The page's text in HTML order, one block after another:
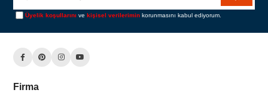
Üyelik koşullarını vekişisel verilerimin korunmasını kabul ediyorum.
Firma